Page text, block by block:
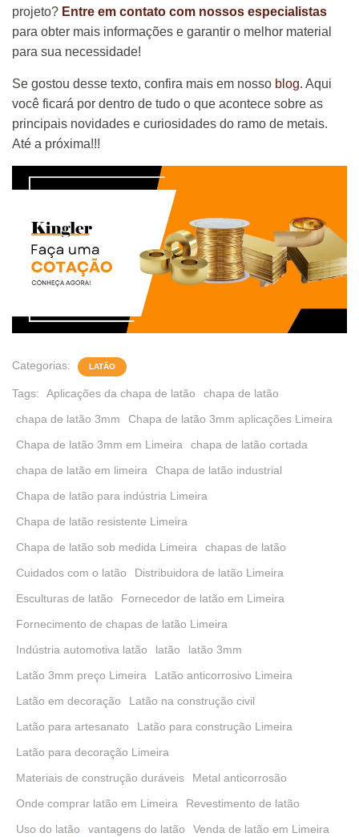
projeto? Entre em contato com nossos especialistas
para obter mais informações e garantir o melhor material
para sua necessidade!
Se gostou desse texto, confira mais em nosso blog. Aqui
você ficará por dentro de tudo o que acontece sobre as
principais novidades e curiosidades do ramo de metais.
Até a próxima!!!
Categorias: LATÃO
Tags: Aplicações da chapa de latão
chapa de latão
chapa de latão 3mm
Chapa de latão 3mm aplicações Limeira
Chapa de latão 3mm em Limeira
chapa de latão cortada
chapa de latão em limeira
Chapa de latão industrial
Chapa de latão para indústria Limeira
Chapa de latão resistente Limeira
Chapa de latão sob medida Limeira
chapas de latão
Cuidados com o latão
Distribuidora de latão Limeira
Esculturas de latão
Fornecedor de latão em Limeira
Fornecimento de chapas de latão Limeira
Indústria automotiva latão
latão
latão 3mm
Latão 3mm preço Limeira
Latão anticorrosivo Limeira
Latão em decoração
Latão na construção civil
Latão para artesanato
Latão para construção Limeira
Latão para decoração Limeira
Materiais de construção duráveis
Metal anticorrosão
Onde comprar latão em Limeira
Revestimento de latão
Uso do latão
vantagens do latão Venda de latão em Limeira